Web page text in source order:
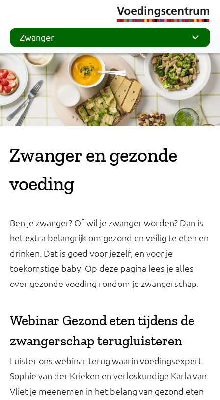
Zwanger en gezonde
voeding
Zwanger
Ben je zwanger? Of wil je zwanger worden? Dan is
het extra belangrijk om gezond en veilig te eten en
drinken. Dat is goed voor jezelf, en voor je
toekomstige baby. Op deze pagina lees je alles
over gezonde voeding rondom je zwangerschap.
Webinar Gezond eten tijdens de
zwangerschap terugluisteren
Luister ons webinar terug waarin voedingsexpert
Sophie van der Krieken en verloskundige Karla van
Vliet je meenemen in het belang van gezond eten